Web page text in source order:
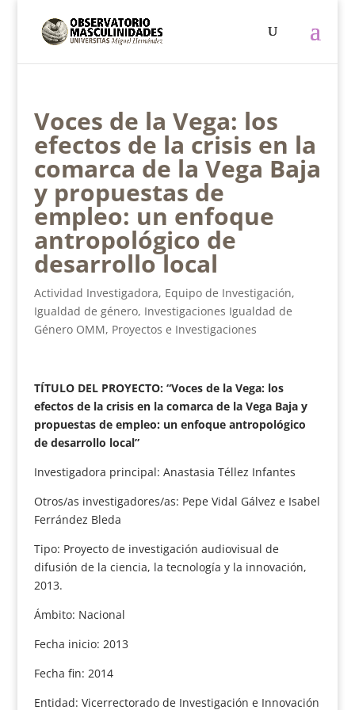
Voces de la Vega: los
efectos de la crisis en la
comarca de la Vega Baja
y propuestas de
empleo: un enfoque
antropológico de
desarrollo local
Actividad Investigadora, Equipo de Investigación,
Igualdad de género, Investigaciones Igualdad de
Género OMM, Proyectos e Investigaciones
TÍTULO DEL PROYECTO: “Voces de la Vega: los
efectos de la crisis en la comarca de la Vega Baja y
propuestas de empleo: un enfoque antropológico
de desarrollo local”
Investigadora principal: Anastasia Téllez Infantes
Otros/as investigadores/as: Pepe Vidal Gálvez e Isabel
Ferrández Bleda
Tipo: Proyecto de investigación audiovisual de
difusión de la ciencia, la tecnología y la innovación,
2013.
Ámbito: Nacional
Fecha inicio: 2013
Fecha fin: 2014
Entidad: Vicerrectorado de Investigación e Innovación